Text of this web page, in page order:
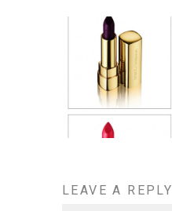
LEAVE A REPLY